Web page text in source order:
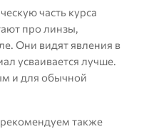
часть курса
про линзы,
Они видят явления в
усваивается лучше.
и для обычной
также